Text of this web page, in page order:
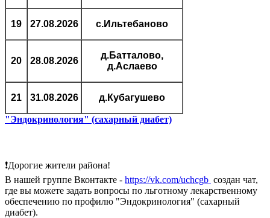
19 27.08.2026 с.Ильтебаново
20 28.08.2026
д.Батталово,
д.Аслаево
21 31.08.2026 д.Кубагушево
"Эндокринология" (сахарный диабет)
❗Дорогие жители района!
В нашей группе Вконтакте - https://vk.com/uchcgb создан чат,
где вы можете задать вопросы по льготному лекарственному
обеспечению по профилю "Эндокринология" (сахарный
диабет).